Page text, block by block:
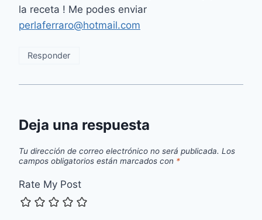
la receta ! Me podes enviar
perlaferraro@hotmail.com
Responder
Deja una respuesta
Tu dirección de correo electrónico no será publicada. Los
campos obligatorios están marcados con *
Rate My Post